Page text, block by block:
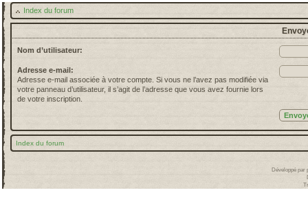
Index du forum
Nom d’utilisateur:
Adresse e-mail:
Adresse e-mail associée à votre compte. Si vous ne l’avez pas modifiée via
votre panneau d’utilisateur, il s’agit de l’adresse que vous avez fournie lors
de votre inscription.
Index du forum
Développé par